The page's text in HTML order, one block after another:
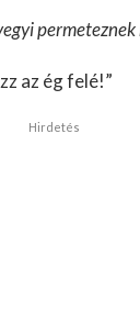
az ég felé!”
Hirdetés